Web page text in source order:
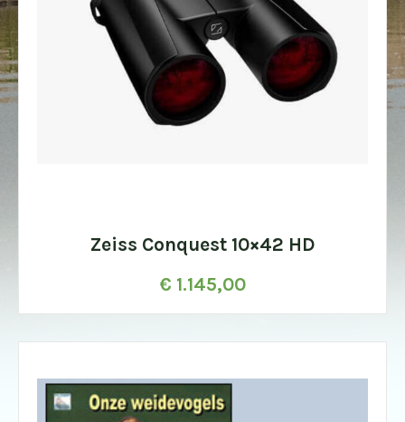
Zeiss Conquest 10×42 HD
€ 1.145,00